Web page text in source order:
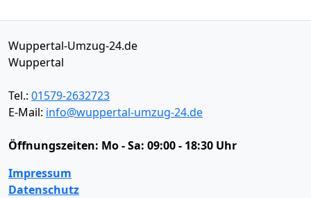
Wuppertal-Umzug-24.de
Wuppertal
Tel.: 01579-2632723
E-Mail: info@wuppertal-umzug-24.de
Öffnungszeiten: Mo - Sa: 09:00 - 18:30 Uhr
Impressum
Datenschutz